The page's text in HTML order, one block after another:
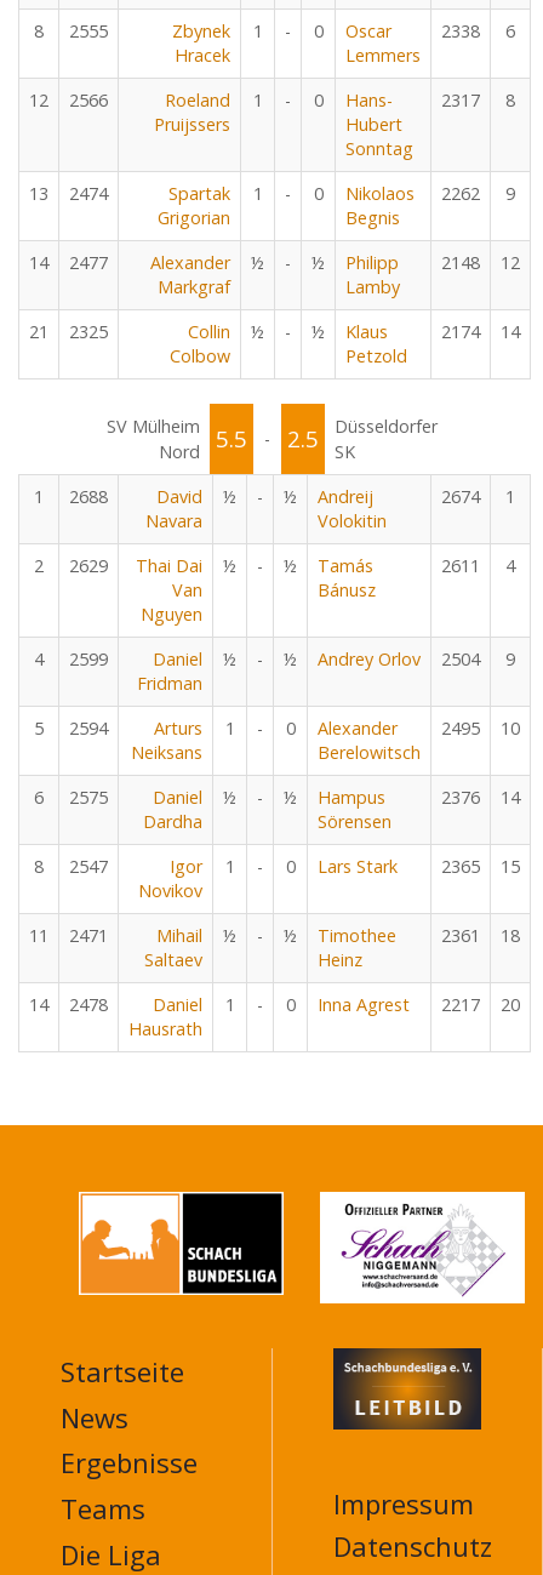
8 2555
Zbynek
Hracek
1 - 0
Oscar
Lemmers
2338 6
12 2566
Roeland
Pruijssers
1 - 0
Hans-
Hubert
Sonntag
2317 8
13 2474
Spartak
Grigorian
1 - 0
Nikolaos
Begnis
2262 9
14 2477
Alexander
Markgraf
½ - ½
Philipp
Lamby
2148 12
21 2325
Collin
Colbow
½ - ½
Klaus
Petzold
2174 14
SV Mülheim
Nord
5.5 - 2.5
Düsseldorfer
SK
1
2688
David
Navara
½ - ½
Andreij
Volokitin
2674 1
2 2629
Thai Dai
Van
Nguyen
½ - ½
Tamás
Bánusz
2611 4
4 2599
Daniel
Fridman
½ - ½ Andrey Orlov 2504 9
5 2594
Arturs
Neiksans
1 - 0
Alexander
Berelowitsch
2495 10
6 2575
Daniel
Dardha
½ - ½
Hampus
Sörensen
2376 14
8 2547
Igor
Novikov
1 - 0 Lars Stark 2365 15
11 2471
Mihail
Saltaev
½ - ½
Timothee
Heinz
2361 18
14 2478
Daniel
Hausrath
1 - 0 Inna Agrest 2217 20
MAIN
NAVIGATION
FOOTER
Startseite
News
Ergebnisse
Teams
Die Liga
Impressum
Datenschutz